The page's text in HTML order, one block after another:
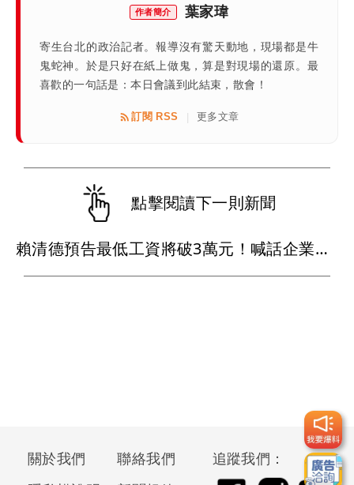
作者簡介 葉家瑋
寄生台北的政治記者。報導沒有驚天動地，現場都是牛
鬼蛇神。於是只好在紙上做鬼，算是對現場的還原。最
喜歡的一句話是：本日會議到此結束，散會！
訂閱 RSS 更多文章
點擊閱讀下一則新聞
賴清德預告最低工資將破3萬元！喊話企業替員工加薪
關於我們
聯絡我們
追蹤我們：